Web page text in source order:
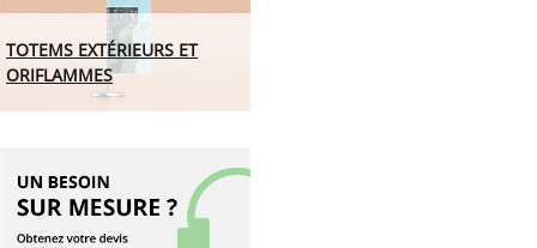
TOTEMS EXTÉRIEURS ET
ORIFLAMMES